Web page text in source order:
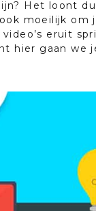
Het loont
moeilijk om
eruit
hier gaan we